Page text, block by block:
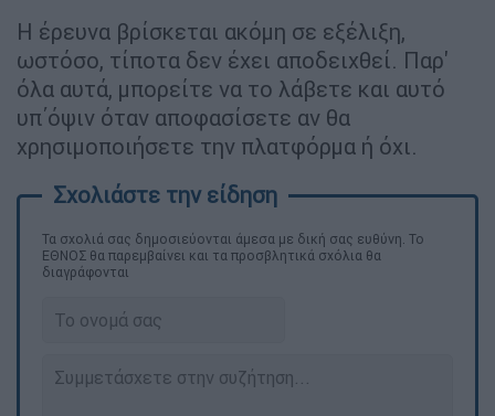
Η έρευνα βρίσκεται ακόμη σε εξέλιξη,
ωστόσο, τίποτα δεν έχει αποδειχθεί. Παρ'
όλα αυτά, μπορείτε να το λάβετε και αυτό
υπ΄όψιν όταν αποφασίσετε αν θα
χρησιμοποιήσετε την πλατφόρμα ή όχι.
Τα σχολιά σας δημοσιεύονται άμεσα με δική σας ευθύνη. Το
ΕΘΝΟΣ θα παρεμβαίνει και τα προσβλητικά σχόλια θα
διαγράφονται